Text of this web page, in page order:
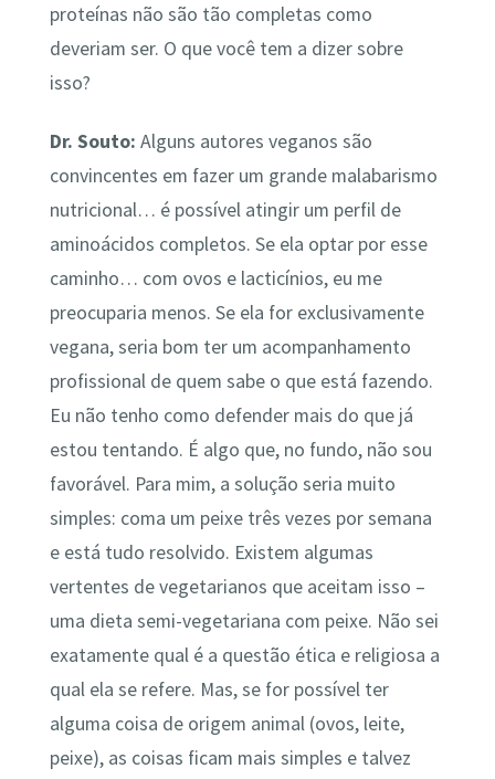
proteínas não são tão completas como
deveriam ser. O que você tem a dizer sobre
isso?
Dr. Souto: Alguns autores veganos são
convincentes em fazer um grande malabarismo
nutricional… é possível atingir um perfil de
aminoácidos completos. Se ela optar por esse
caminho… com ovos e lacticínios, eu me
preocuparia menos. Se ela for exclusivamente
vegana, seria bom ter um acompanhamento
profissional de quem sabe o que está fazendo.
Eu não tenho como defender mais do que já
estou tentando. É algo que, no fundo, não sou
favorável. Para mim, a solução seria muito
simples: coma um peixe três vezes por semana
e está tudo resolvido. Existem algumas
vertentes de vegetarianos que aceitam isso –
uma dieta semi-vegetariana com peixe. Não sei
exatamente qual é a questão ética e religiosa a
qual ela se refere. Mas, se for possível ter
alguma coisa de origem animal (ovos, leite,
peixe), as coisas ficam mais simples e talvez